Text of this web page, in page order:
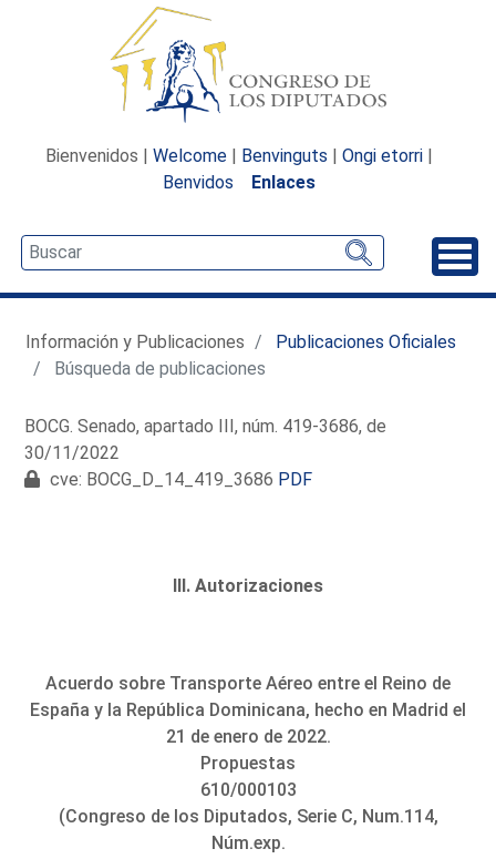
Bienvenidos | Welcome | Benvinguts | Ongi etorri |
Benvidos
Enlaces
Información y Publicaciones
Publicaciones Oficiales
Búsqueda de publicaciones
BOCG. Senado, apartado III, núm. 419-3686, de
30/11/2022
cve: BOCG_D_14_419_3686 PDF
III. Autorizaciones
Acuerdo sobre Transporte Aéreo entre el Reino de
España y la República Dominicana, hecho en Madrid el
21 de enero de 2022.
Propuestas
610/000103
(Congreso de los Diputados, Serie C, Num.114,
Núm.exp.